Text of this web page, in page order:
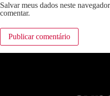
Salvar meus dados neste
comentar.